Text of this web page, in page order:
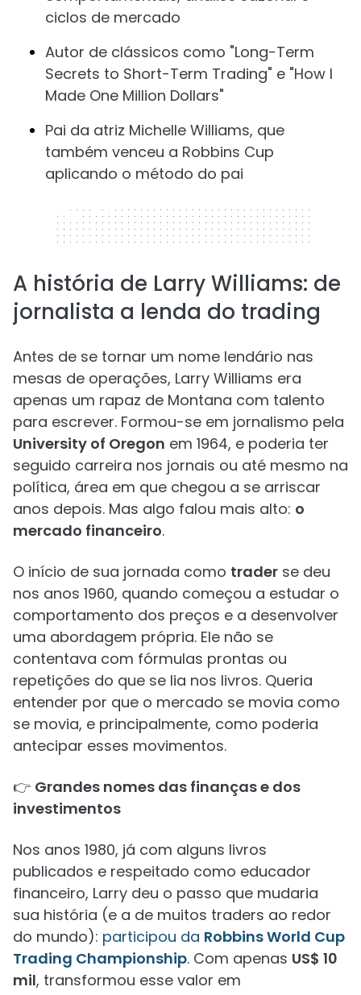
ciclos de mercado
Autor de clássicos como "Long-Term
Secrets to Short-Term Trading" e "How I
Made One Million Dollars"
Pai da atriz Michelle Williams, que
também venceu a Robbins Cup
aplicando o método do pai
320 x 50
A história de Larry Williams: de
jornalista a lenda do trading
Antes de se tornar um nome lendário nas
mesas de operações, Larry Williams era
apenas um rapaz de Montana com talento
para escrever. Formou-se em jornalismo pela
University of Oregon em 1964, e poderia ter
seguido carreira nos jornais ou até mesmo na
política, área em que chegou a se arriscar
anos depois. Mas algo falou mais alto: o
mercado financeiro.
O início de sua jornada como trader se deu
nos anos 1960, quando começou a estudar o
comportamento dos preços e a desenvolver
uma abordagem própria. Ele não se
contentava com fórmulas prontas ou
repetições do que se lia nos livros. Queria
entender por que o mercado se movia como
se movia, e principalmente, como poderia
antecipar esses movimentos.
👉 Grandes nomes das finanças e dos
investimentos
Nos anos 1980, já com alguns livros
publicados e respeitado como educador
financeiro, Larry deu o passo que mudaria
sua história (e a de muitos traders ao redor
do mundo): participou da Robbins World Cup
Trading Championship. Com apenas US$ 10
mil, transformou esse valor em